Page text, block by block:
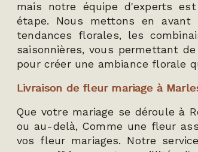
mais notre équipe d'experts
étape. Nous mettons en
tendances florales, les
saisonnières, vous permettant
pour créer une ambiance florale
Livraison de fleur mariage à
Que votre mariage se déroule à
ou au-delà, Comme une fleur
vos fleur mariages. Notre